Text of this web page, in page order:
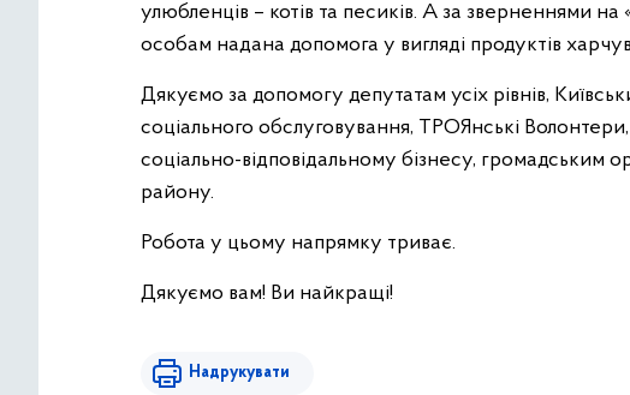
улюбленців – котів та песиків. А за зверненнями на
особам надана допомога у вигляді продуктів
Дякуємо за допомогу депутатам усіх рівнів,
соціального обслуговування, ТРОЯнські
соціально-відповідальному бізнесу, громадським
району.
Робота у цьому напрямку триває.
Дякуємо вам! Ви найкращі!
Надрукувати